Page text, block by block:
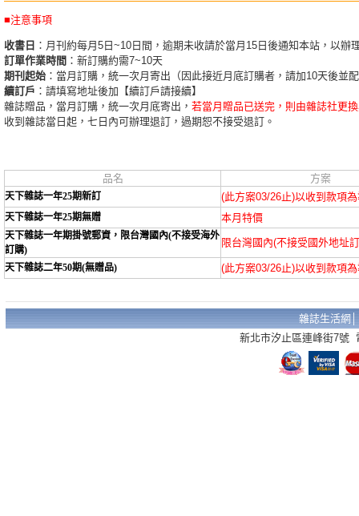
■注意事項
收書日 ：月刊約每月5日~10日間，逾期未收請於當月15日後通知本站，以辦
訂單作業時間 ：新訂購約需7~10天
期刊起始 ：當月訂購，統一次月寄出（因此接近月底訂購者，請加10天後並
續訂戶 ：請填寫地址後加【續訂戶請接續】
雜誌贈品，當月訂購，統一次月底寄出， 若當月贈品已送完，則由雜誌社更
收到雜誌當日起，七日內可辦理退訂，過期恕不接受退訂。
品名 方案
天下雜誌一年25期新訂 (此方案03/26止)以收到款項
天下雜誌一年25期無贈 本月特價
天下雜誌一年期掛號郵資，限台灣國內(不接受海外
訂購)
限台灣國內(不接受國外地址
天下雜誌二年50期(無贈品) (此方案03/26止)以收到款項
雜誌生活網
新北市汐止區連峰街7號